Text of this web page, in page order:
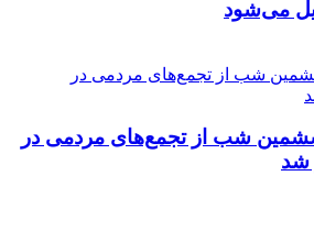
می‌شود
شب از تجمع‌های مردمی در
شد